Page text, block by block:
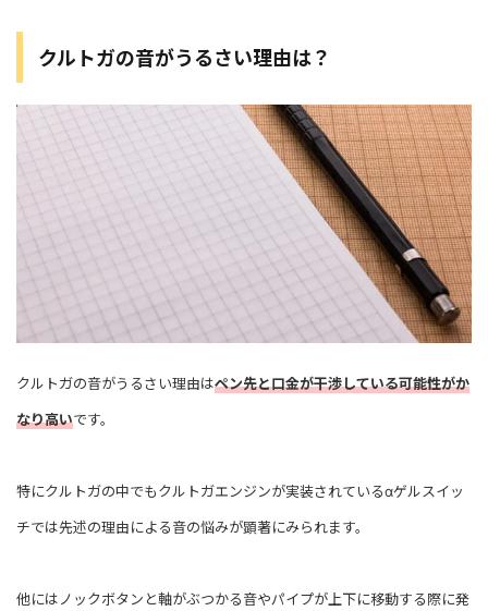
クルトガの音がうるさい理由は？
クルトガの音がうるさい理由はペン先と口金が干渉している可能性がか
なり高いです。
特にクルトガの中でもクルトガエンジンが実装されているαゲルスイッ
チでは先述の理由による音の悩みが顕著にみられます。
他にはノックボタンと軸がぶつかる音やパイプが上下に移動する際に発